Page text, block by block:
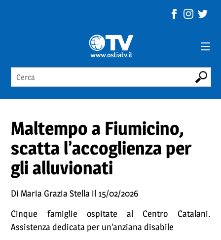
Maltempo a Fiumicino,
scatta l’accoglienza per
gli alluvionati
Di Maria Grazia Stella il 15/02/2026
Cinque famiglie ospitate al Centro Catalani.
Assistenza dedicata per un’anziana disabile